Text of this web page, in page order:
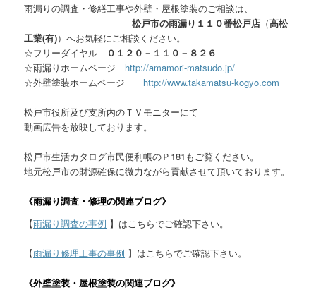
雨漏りの調査・修繕工事や外壁・屋根塗装のご相談は、
松戸市の雨漏り１１０番松戸店 （高松
工業(有)）へお気軽にご相談ください。
☆フリーダイヤル
０１２０－１１０－８２６
☆雨漏りホームページ http://amamori-matsudo.jp/
☆外壁塗装ホームページ http://www.takamatsu-kogyo.com
松戸市役所及び支所内のＴＶモニターにて
動画広告を放映しております。
松戸市生活カタログ市民便利帳のＰ181もご覧ください。
地元松戸市の財源確保に微力ながら貢献させて頂いております。
《雨漏り調査・修理の関連ブログ》
【雨漏り調査の事例 】はこちらでご確認下さい。
【雨漏り修理工事の事例 】はこちらでご確認下さい。
《外壁塗装・屋根塗装の関連ブログ》